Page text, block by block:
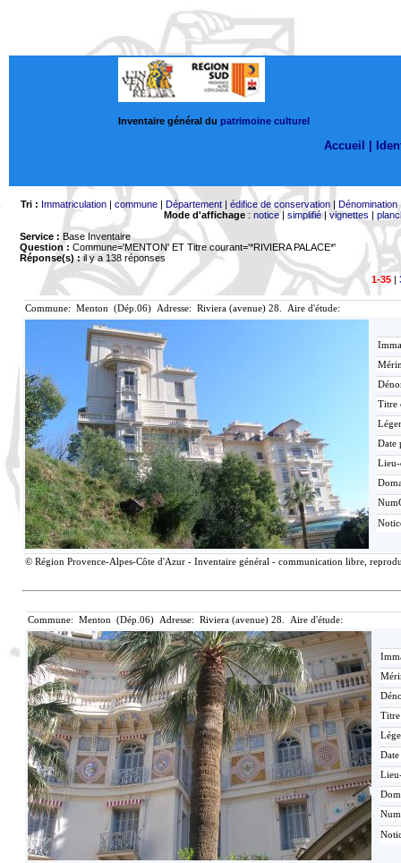
Inventaire général du patrimoine culturel
Accueil |
Tri : Immatriculation| commune| Département| édifice de conservation| Dénomination
Mode d'affichage: notice| simplifié|vignettes |
Service : Base Inventaire
Question : Commune='MENTON' ET Titre courant='*RIVIERA PALACE*'
Réponse(s) :il y a 138 réponses
1-35|
Commune: Menton (Dép.06) Adresse: Riviera (avenue) 28. Aire d'étude:
Titre
Date
© Région Provence-Alpes-Côte d'Azur - Inventaire général - communication libre,
Commune: Menton (Dép.06) Adresse: Riviera (avenue) 28. Aire d'étude: